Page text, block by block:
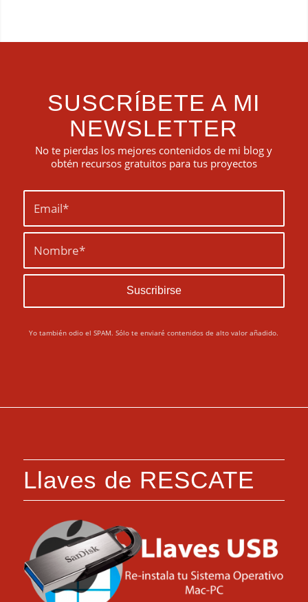
SUSCRÍBETE A MI
NEWSLETTER
No te pierdas los mejores contenidos de mi blog y
obtén recursos gratuitos para tus proyectos
Yo también odio el SPAM. Sólo te enviaré contenidos de alto valor añadido.
Llaves de RESCATE